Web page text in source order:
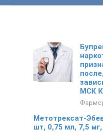
МСК
Метотрексат-
шт, 0,75 мл, 7,5